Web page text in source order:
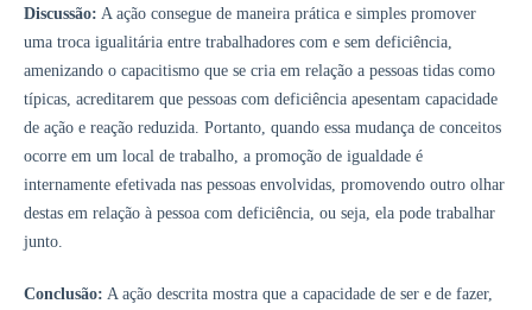
Discussão: A ação consegue de maneira prática e simples promover
uma troca igualitária entre trabalhadores com e sem deficiência,
amenizando o capacitismo que se cria em relação a pessoas tidas como
típicas, acreditarem que pessoas com deficiência apesentam capacidade
de ação e reação reduzida. Portanto, quando essa mudança de conceitos
ocorre em um local de trabalho, a promoção de igualdade é
internamente efetivada nas pessoas envolvidas, promovendo outro olhar
destas em relação à pessoa com deficiência, ou seja, ela pode trabalhar
junto.
Conclusão: A ação descrita mostra que a capacidade de ser e de fazer,